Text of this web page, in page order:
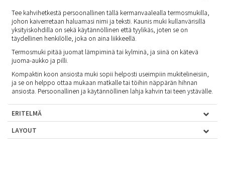
Tee kahvihetkestä persoonallinen tällä kermanvaalealla termosmukilla,
johon kaiverretaan haluamasi nimi ja teksti. Kaunis muki kullanvärisillä
yksityiskohdilla on sekä käytännöllinen että tyylikäs, joten se on
täydellinen henkilölle, joka on aina liikkeellä.
Termosmuki pitää juomat lämpiminä tai kylminä, ja siinä on kätevä
juoma-aukko ja pilli.
Kompaktin koon ansiosta muki sopii helposti useimpiin mukitelineisiin,
ja se on helppo ottaa mukaan matkalle tai töihin näppärän hihnan
ansiosta. Persoonallinen ja käytännöllinen lahja kahvin tai teen ystävälle.
ERITELMÄ
LAYOUT